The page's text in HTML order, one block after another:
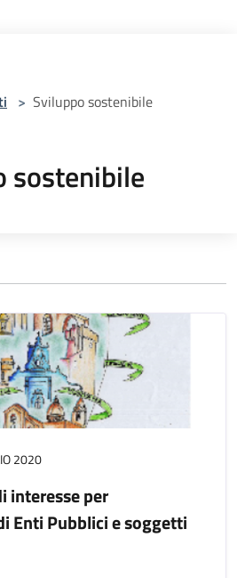
> Sviluppo sostenibile
sostenibile
2020
interesse per
Enti Pubblici e soggetti